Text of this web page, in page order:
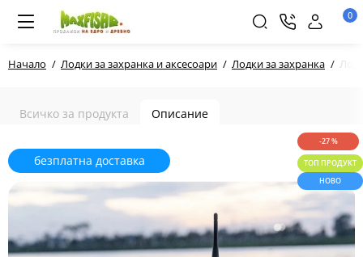
0
Начало Лодки за захранка и аксесоари Лодки за захранка
Всичко за продукта Описание
безплатна доставка
-27 %
ТОП ПРОДУКТ
НОВО